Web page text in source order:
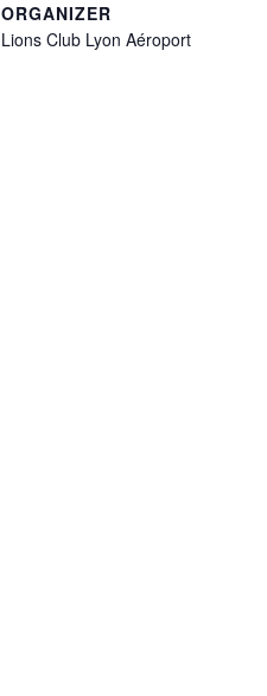
ORGANIZER
Lions Club Lyon Aéroport